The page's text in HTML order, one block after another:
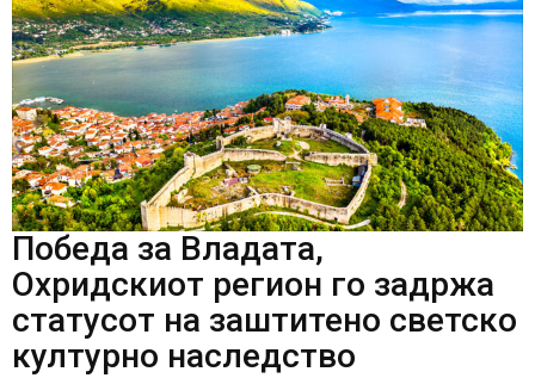
Победа за Владата,
Охридскиот регион го задржа
статусот на заштитено светско
културно наследство